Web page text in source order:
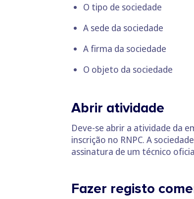
O tipo de sociedade
A sede da sociedade
A firma da sociedade
O objeto da sociedade
Abrir atividade
Deve-se abrir a atividade da
inscrição no RNPC. A
assinatura de um técnico
Fazer registo